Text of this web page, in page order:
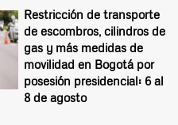
Restricción de transporte
de escombros, cilindros de
gas y más medidas de
movilidad en Bogotá por
posesión presidencial: 6 al
8 de agosto